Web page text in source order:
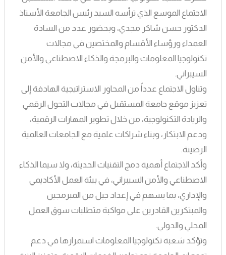
الاجتماع الموسع الذي ترأسه السيد رئيس الجامعة الأستاذ
الدكتور حسن شاكر مجدي، وبحضور عدد من السادة
العمداء ورؤساء الأقسام والمختصين في مجالات
تكنولوجيا المعلومات والبرمجة والذكاء الاصطناعي والأمن
السيبراني.
وتناول الاجتماع عدداً من المحاور الاستراتيجية الهادفة إلى
تعزيز موقع جامعة المستقبل في مجالات التحول الرقمي
والريادة التكنولوجية، من خلال تطوير المهارات الرقمية،
ودعم الابتكار، وبناء شراكات علمية مع الجامعات العالمية
الرصينة.
وأكد الاجتماع أهمية دمج التقنيات الحديثة، ولا سيما الذكاء
الاصطناعي والأمن السيبراني، في بيئة العمل الأكاديمي
والإداري، بما يسهم في إعداد جيل من المبرمجين
والمبتكرين القادرين على مواكبة متطلبات سوق العمل
المحلي والدولي.
وتؤكد شعبة تكنولوجيا المعلومات استمرارها في دعم